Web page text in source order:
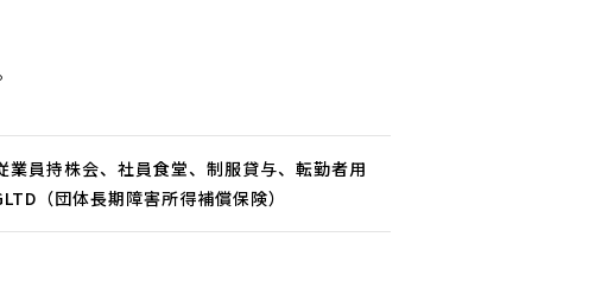
員持株会、社員食堂、制服貸与、転勤者用
（団体長期障害所得補償保険）